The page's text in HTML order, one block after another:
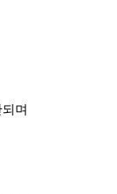
며